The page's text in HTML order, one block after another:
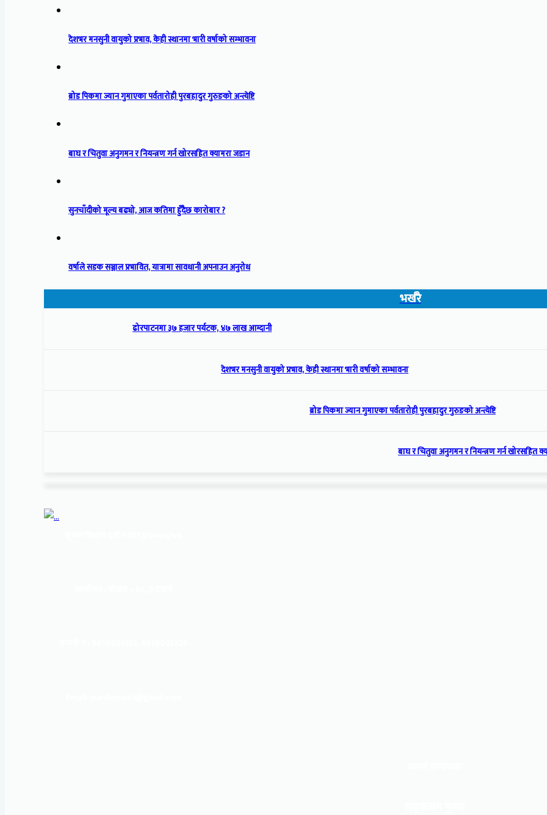
देशभर मनसुनी वायुको प्रभाव, केही स्थानमा भारी वर्षाको सम्भावना
ब्रोड पिकमा ज्यान गुमाएका पर्वतारोही पुरबहादुर गुरुङको अन्त्येष्टि
बाघ र चितुवा अनुगमन र नियन्त्रण गर्न खोरसहित क्यामरा जडान
सुनचाँदीको मूल्य बढ्यो, आज कतिमा हुँदैछ कारोबार ?
वर्षाले सडक सञ्जाल प्रभावित, यात्रामा सावधानी अपनाउन अनुरोध
भर्खरै
ढोरपाटनमा ३७ हजार पर्यटक, ४७ लाख आम्दानी
देशभर मनसुनी वायुको प्रभाव, केही स्थानमा भारी वर्षाको सम्भावना
ब्रोड पिकमा ज्यान गुमाएका पर्वतारोही पुरबहादुर गुरुङको अन्त्येष्टि
बाघ र चितुवा अनुगमन र नियन्त्रण गर्न खोरसहित